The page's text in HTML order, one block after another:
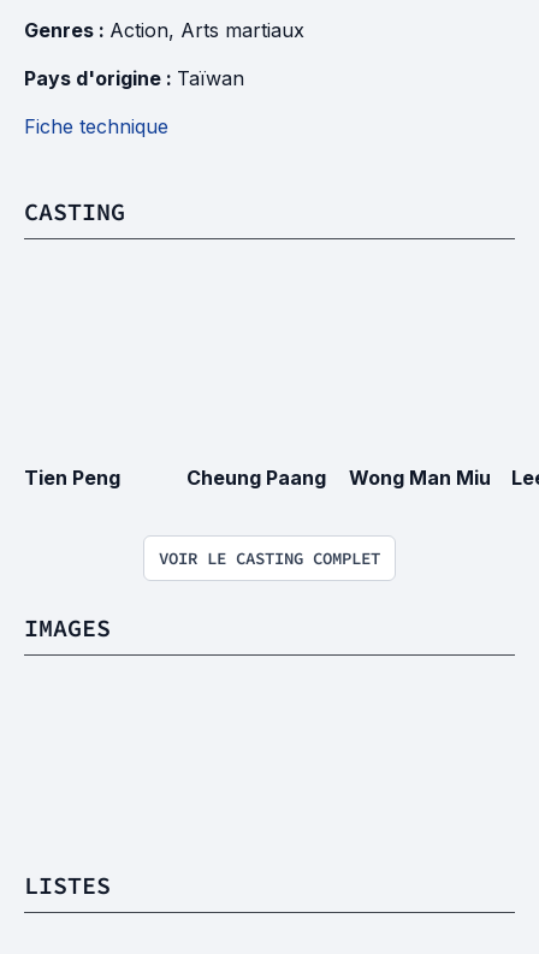
Genres : Action, Arts martiaux
Pays d'origine : Taïwan
Fiche technique
CASTING
Tien Peng Cheung Paang Wong Man Miu
VOIR LE CASTING COMPLET
IMAGES
LISTES